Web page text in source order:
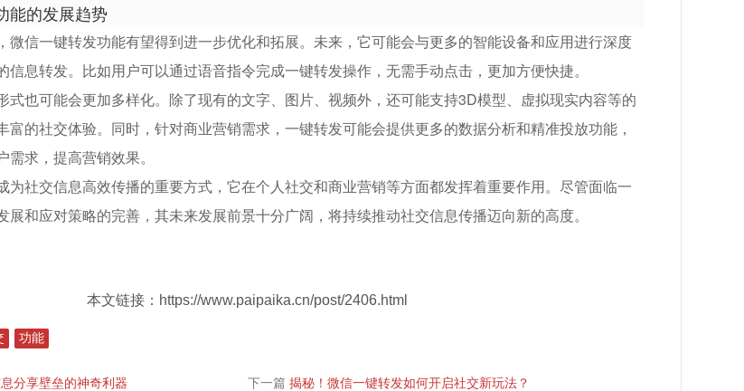
能的发展趋势
信一键转发功能有望得到进一步优化和拓展。未来，它可能会与更多的智能设备和应用进行深度
信息转发。比如用户可以通过语音指令完成一键转发操作，无需手动点击，更加方便快捷。
式也可能会更加多样化。除了现有的文字、图片、视频外，还可能支持3D模型、虚拟现实内容等的
富的社交体验。同时，针对商业营销需求，一键转发可能会提供更多的数据分析和精准投放功能，
求，提高营销效果。
为社交信息高效传播的重要方式，它在个人社交和商业营销等方面都发挥着重要作用。尽管面临一
展和应对策略的完善，其未来发展前景十分广阔，将持续推动社交信息传播迈向新的高度。
本文链接：https://www.paipaika.cn/post/2406.html
功能
分享壁垒的神奇利器 下一篇 揭秘！微信一键转发如何开启社交新玩法？